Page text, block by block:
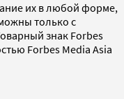
их в любой форме,
только с
знак Forbes
Forbes Media Asia